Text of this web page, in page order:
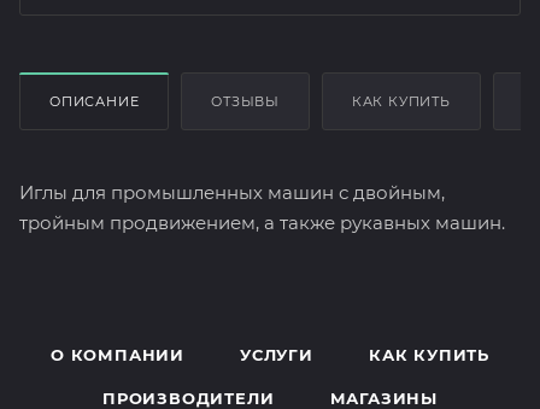
ОПИСАНИЕ ОТЗЫВЫ КАК КУПИТЬ
Иглы для промышленных машин с двойным,
тройным продвижением, а также рукавных машин.
О КОМПАНИИ УСЛУГИ КАК КУПИТЬ
ПРОИЗВОДИТЕЛИ МАГАЗИНЫ